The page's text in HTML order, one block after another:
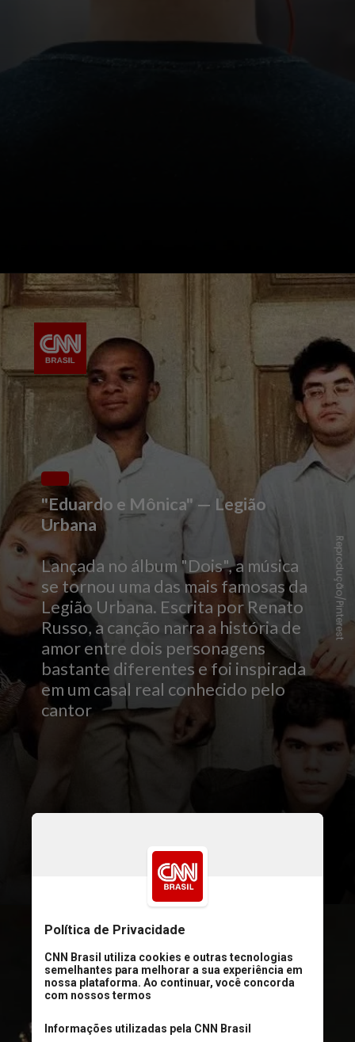
"Eduardo e Mônica" — Legião
Urbana
Lançada no álbum "Dois", a música
se tornou uma das mais famosas da
Legião Urbana. Escrita por Renato
Russo, a canção narra a história de
amor entre dois personagens
bastante diferentes e foi inspirada
em um casal real conhecido pelo
cantor
Reprodução/Pinterest